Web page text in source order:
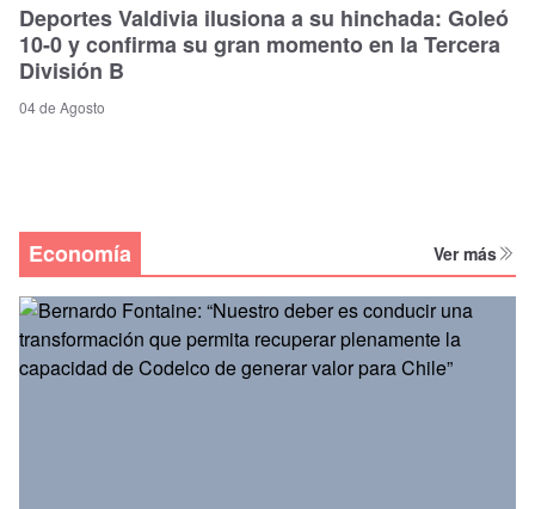
Deportes Valdivia ilusiona a su hinchada: Goleó
10-0 y confirma su gran momento en la Tercera
División B
04 de Agosto
Economía Ver más